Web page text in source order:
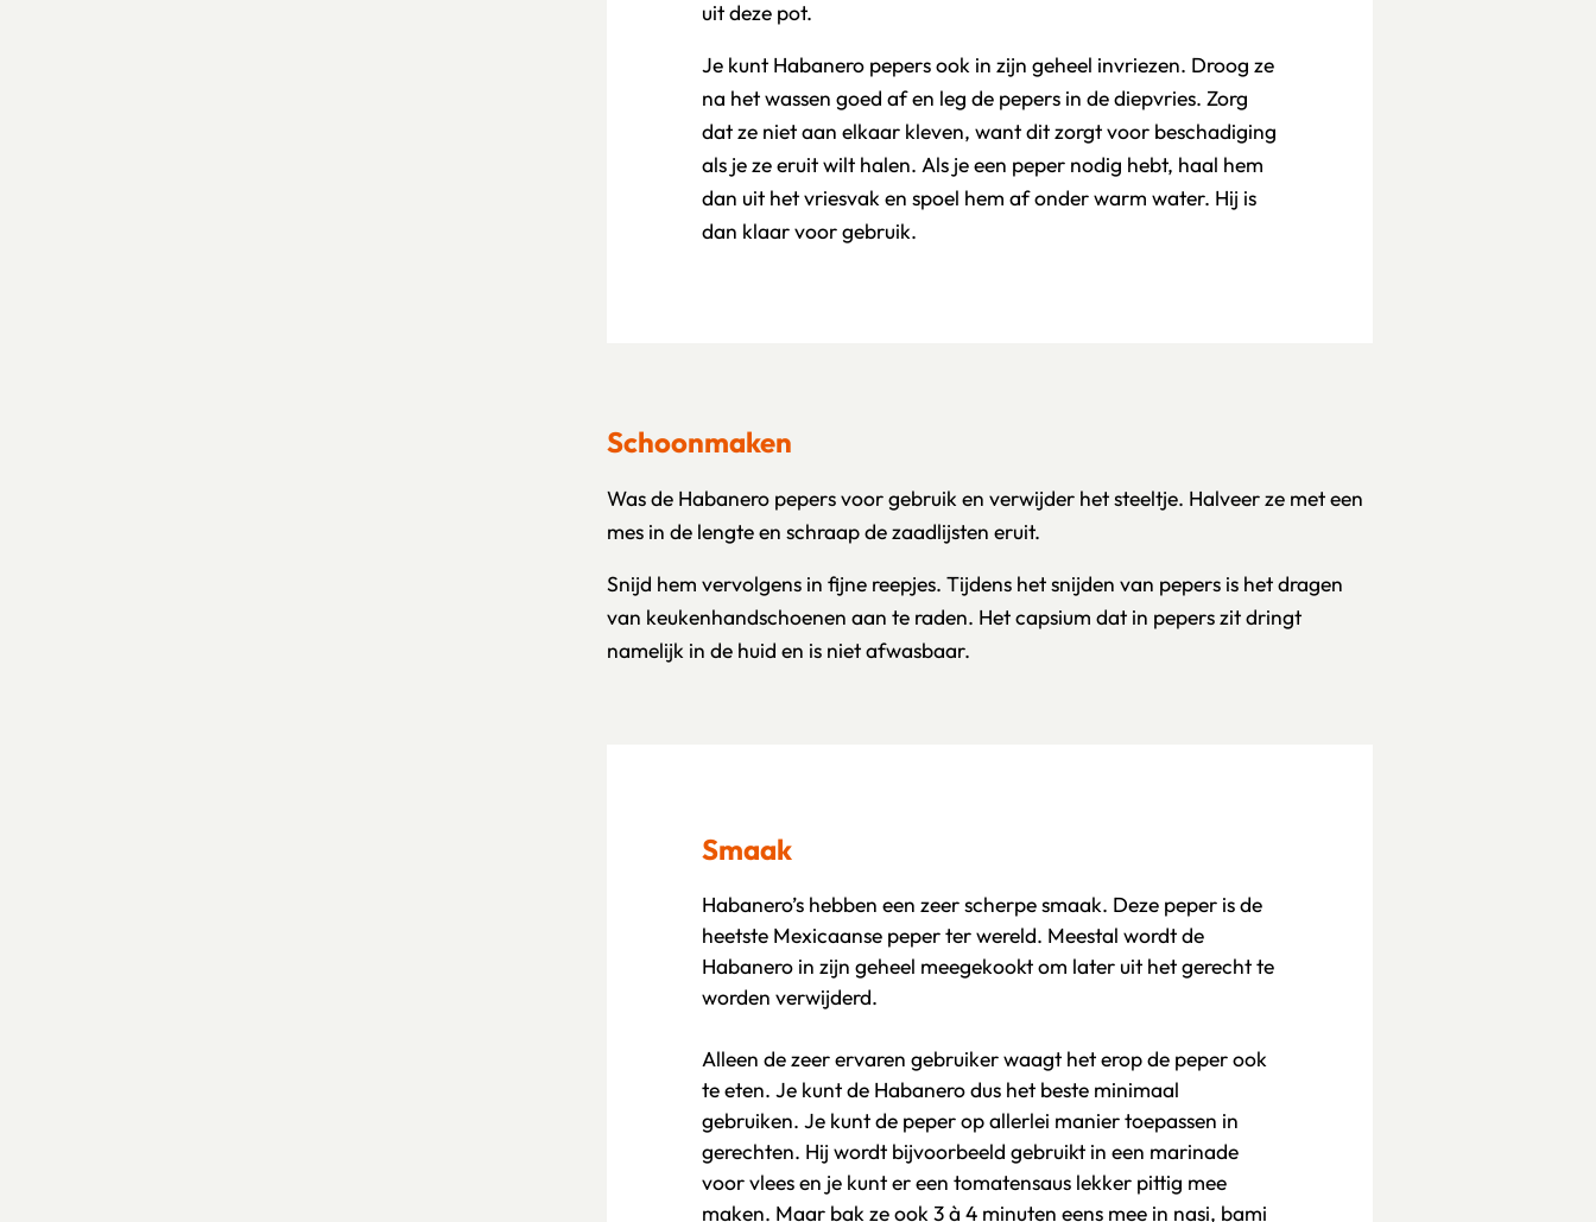
uit deze pot.
Je kunt Habanero pepers ook in zijn geheel invriezen. Droog ze
na het wassen goed af en leg de pepers in de diepvries. Zorg
dat ze niet aan elkaar kleven, want dit zorgt voor beschadiging
als je ze eruit wilt halen. Als je een peper nodig hebt, haal hem
dan uit het vriesvak en spoel hem af onder warm water. Hij is
dan klaar voor gebruik.
Schoonmaken
Was de Habanero pepers voor gebruik en verwijder het steeltje. Halveer ze met een
mes in de lengte en schraap de zaadlijsten eruit.
Snijd hem vervolgens in fijne reepjes. Tijdens het snijden van pepers is het dragen
van keukenhandschoenen aan te raden. Het capsium dat in pepers zit dringt
namelijk in de huid en is niet afwasbaar.
Smaak
Habanero’s hebben een zeer scherpe smaak. Deze peper is de
heetste Mexicaanse peper ter wereld. Meestal wordt de
Habanero in zijn geheel meegekookt om later uit het gerecht te
worden verwijderd.
Alleen de zeer ervaren gebruiker waagt het erop de peper ook
te eten. Je kunt de Habanero dus het beste minimaal
gebruiken. Je kunt de peper op allerlei manier toepassen in
gerechten. Hij wordt bijvoorbeeld gebruikt in een marinade
voor vlees en je kunt er een tomatensaus lekker pittig mee
maken. Maar bak ze ook 3 à 4 minuten eens mee in nasi, bami